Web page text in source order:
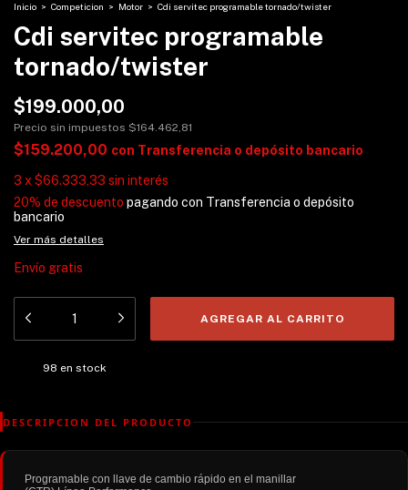
Inicio > Competicion > Motor > Cdi servitec programable tornado/twister
Cdi servitec programable
tornado/twister
$199.000,00
Precio sin impuestos $164.462,81
$159.200,00 con Transferencia o depósito bancario
3 x $66.333,33 sin interés
20% de descuento pagando con Transferencia o depósito
bancario
Ver más detalles
Envío gratis
98 en stock
DESCRIPCION DEL PRODUCTO
Programable con llave de cambio rápido en el manillar